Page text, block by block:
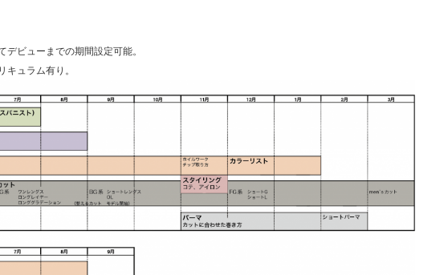
デビューまでの期間設定可能。
キュラム有り。